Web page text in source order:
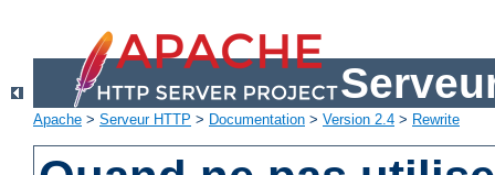
Apache > Serveur HTTP > Documentation > Version 2.4 > Rewrite